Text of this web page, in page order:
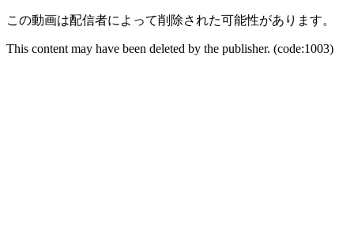
この動画は配信者によって削除された可能性があります。
This content may have been deleted by the publisher. (code:1003)